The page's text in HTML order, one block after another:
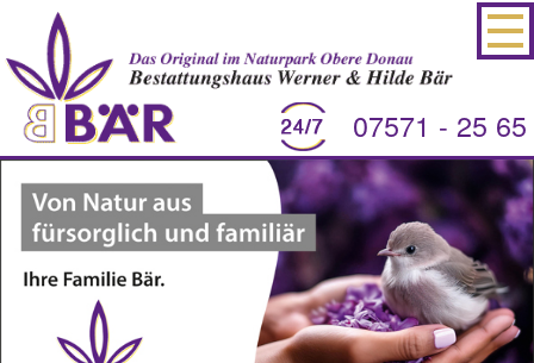
07571 - 25 65